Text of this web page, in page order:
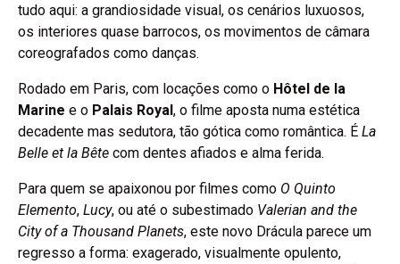
tudo aqui: a grandiosidade visual, os cenários luxuosos,
os interiores quase barrocos, os movimentos de câmara
coreografados como danças.
Rodado em Paris, com locações como o Hôtel de la
Marine e o Palais Royal, o filme aposta numa estética
decadente mas sedutora, tão gótica como romântica. É La
Belle et la Bête com dentes afiados e alma ferida.
Para quem se apaixonou por filmes como O Quinto
Elemento, Lucy, ou até o subestimado Valerian and the
City of a Thousand Planets, este novo Drácula parece um
regresso a forma: exagerado, visualmente opulento,